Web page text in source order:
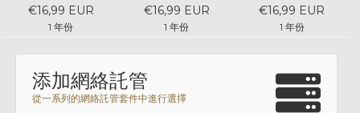
€16,99 EUR
1 年份
€16,99 EUR
1 年份
€16,99 EUR
1 年份
添加網絡託管
從一系列的網絡託管套件中進行選擇